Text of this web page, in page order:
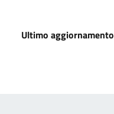
Ultimo aggiornamento